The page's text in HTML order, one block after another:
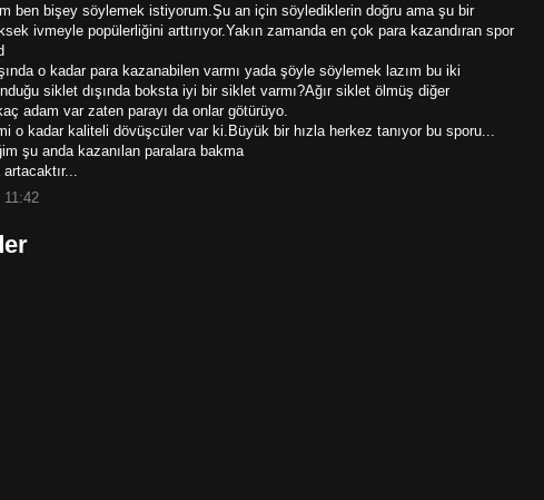
ben bişey söylemek istiyorum.Şu an için söylediklerin doğru ama şu bir
ivmeyle popülerliğini arttırıyor.Yakın zamanda en çok para kazandıran spor
o kadar para kazanabilen varmı yada şöyle söylemek lazım bu iki
siklet dışında boksta iyi bir siklet varmı?Ağır siklet ölmüş diğer
adam var zaten parayı da onlar götürüyo.
o kadar kaliteli dövüşcüler var ki.Büyük bir hızla herkez tanıyor bu sporu...
şu anda kazanılan paralara bakma